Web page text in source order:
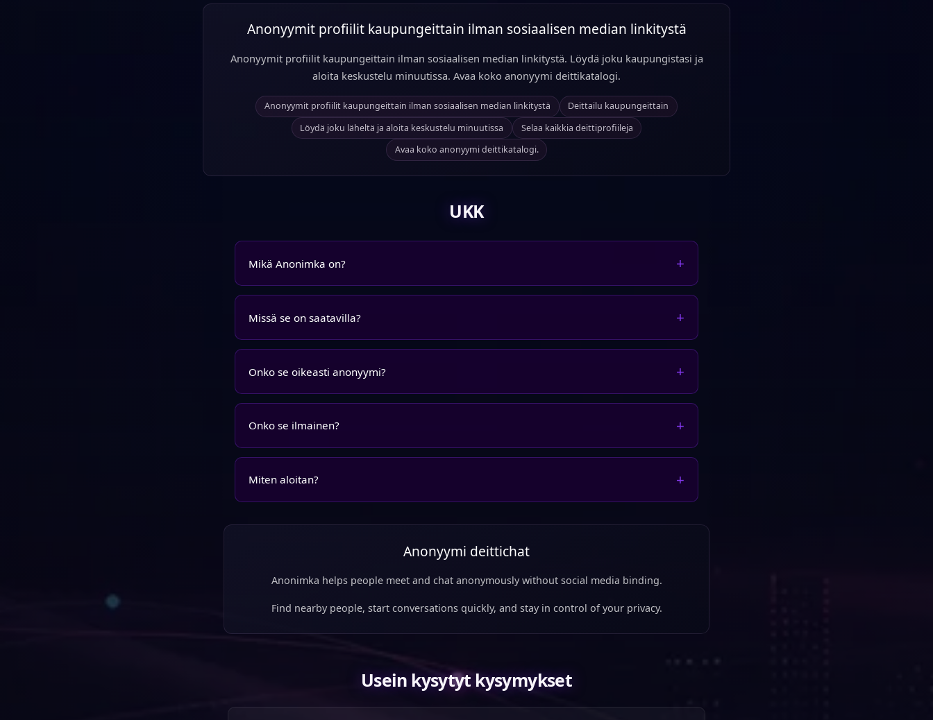
Anonyymit profiilit kaupungeittain ilman sosiaalisen median linkitystä
Anonyymit profiilit kaupungeittain ilman sosiaalisen median linkitystä. Löydä joku kaupungistasi ja
aloita keskustelu minuutissa. Avaa koko anonyymi deittikatalogi.
Anonyymit profiilit kaupungeittain ilman sosiaalisen median linkitystä
Deittailu kaupungeittain
Löydä joku läheltä ja aloita keskustelu minuutissa
Selaa kaikkia deittiprofiileja
Avaa koko anonyymi deittikatalogi.
UKK
Mikä Anonimka on?
Missä se on saatavilla?
Onko se oikeasti anonyymi?
Onko se ilmainen?
Miten aloitan?
Anonyymi deittichat
Anonimka helps people meet and chat anonymously without social media binding.
Find nearby people, start conversations quickly, and stay in control of your privacy.
Usein kysytyt kysymykset